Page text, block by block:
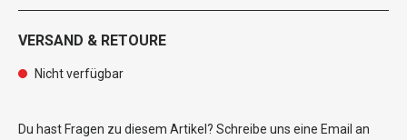
VERSAND & RETOURE
Nicht verfügbar
Du hast Fragen zu diesem Artikel? Schreibe uns eine Email an